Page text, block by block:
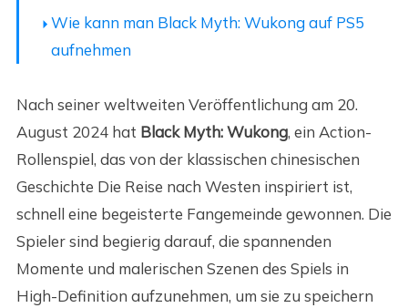
Wie kann man Black Myth: Wukong auf PS5
aufnehmen
Nach seiner weltweiten Veröffentlichung am 20.
August 2024 hat Black Myth: Wukong, ein Action-
Rollenspiel, das von der klassischen chinesischen
Geschichte Die Reise nach Westen inspiriert ist,
schnell eine begeisterte Fangemeinde gewonnen. Die
Spieler sind begierig darauf, die spannenden
Momente und malerischen Szenen des Spiels in
High-Definition aufzunehmen, um sie zu speichern